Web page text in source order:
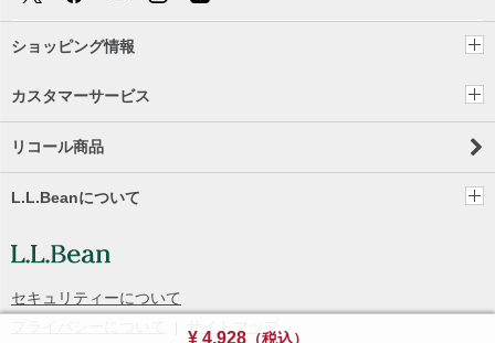
¥ 4,928（税込）
ショッピング情報
カスタマーサービス
リコール商品
L.L.Beanについて
セキュリティーについて